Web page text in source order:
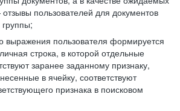
отзывы пользователей для документов
выражения пользователя формируется
строка, в которой отдельные
заранее заданному признаку,
в ячейку, соответствуют
признака в поисковом